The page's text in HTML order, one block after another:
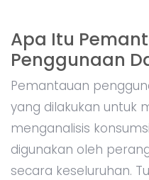
Apa Itu
Penggunaan
Pemantauan
yang dilakukan untuk
menganalisis
digunakan oleh
secara keseluruhan.